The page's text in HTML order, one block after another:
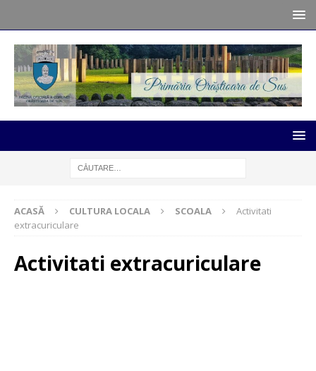
ACASĂ CULTURA LOCALA SCOALA
Activitati
extracuriculare
Activitati extracuriculare